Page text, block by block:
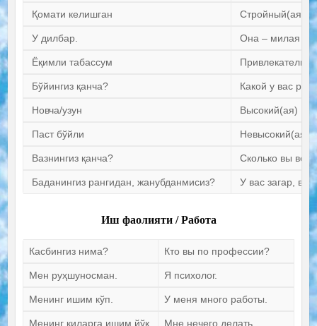
Қомати келишган Стройный(ая)
У дилбар. Она – милая
Ёқимли табассум
Бўйингиз қанча? Какой у вас
Новча/узун Высокий(ая)
Паст бўйли Невысокий(ая)
Вазнингиз қанча? Сколько вы
Баданингиз рангидан, жанубданмисиз? У вас загар, вы
Иш фаолияти / Работа
Касбингиз нима? Кто вы по профессии?
Мен руҳшуносман. Я психолог.
Менинг ишим кўп. У меня много работы.
Менинг қиларга ишим йўқ. Мне нечего делать.